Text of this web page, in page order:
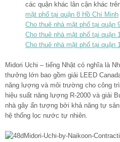
các quận khác lân cận khác
mặt phố tại quận 8 Hồ Chí Minh
Cho thuê nhà mặt phố tại quận
Cho thuê nhà mặt phố tại quận
Cho thuê nhà mặt phố tại quận
Midori Uchi – tiếng Nhật có nghĩa là
thưởng lớn bao gồm giải LEED
năng lượng và môi trường cho công
hiệu suất năng lượng R-2000 và giải
nhà gây ấn tượng bởi khả năng tự
hệ thống lọc nước tự nhiên.